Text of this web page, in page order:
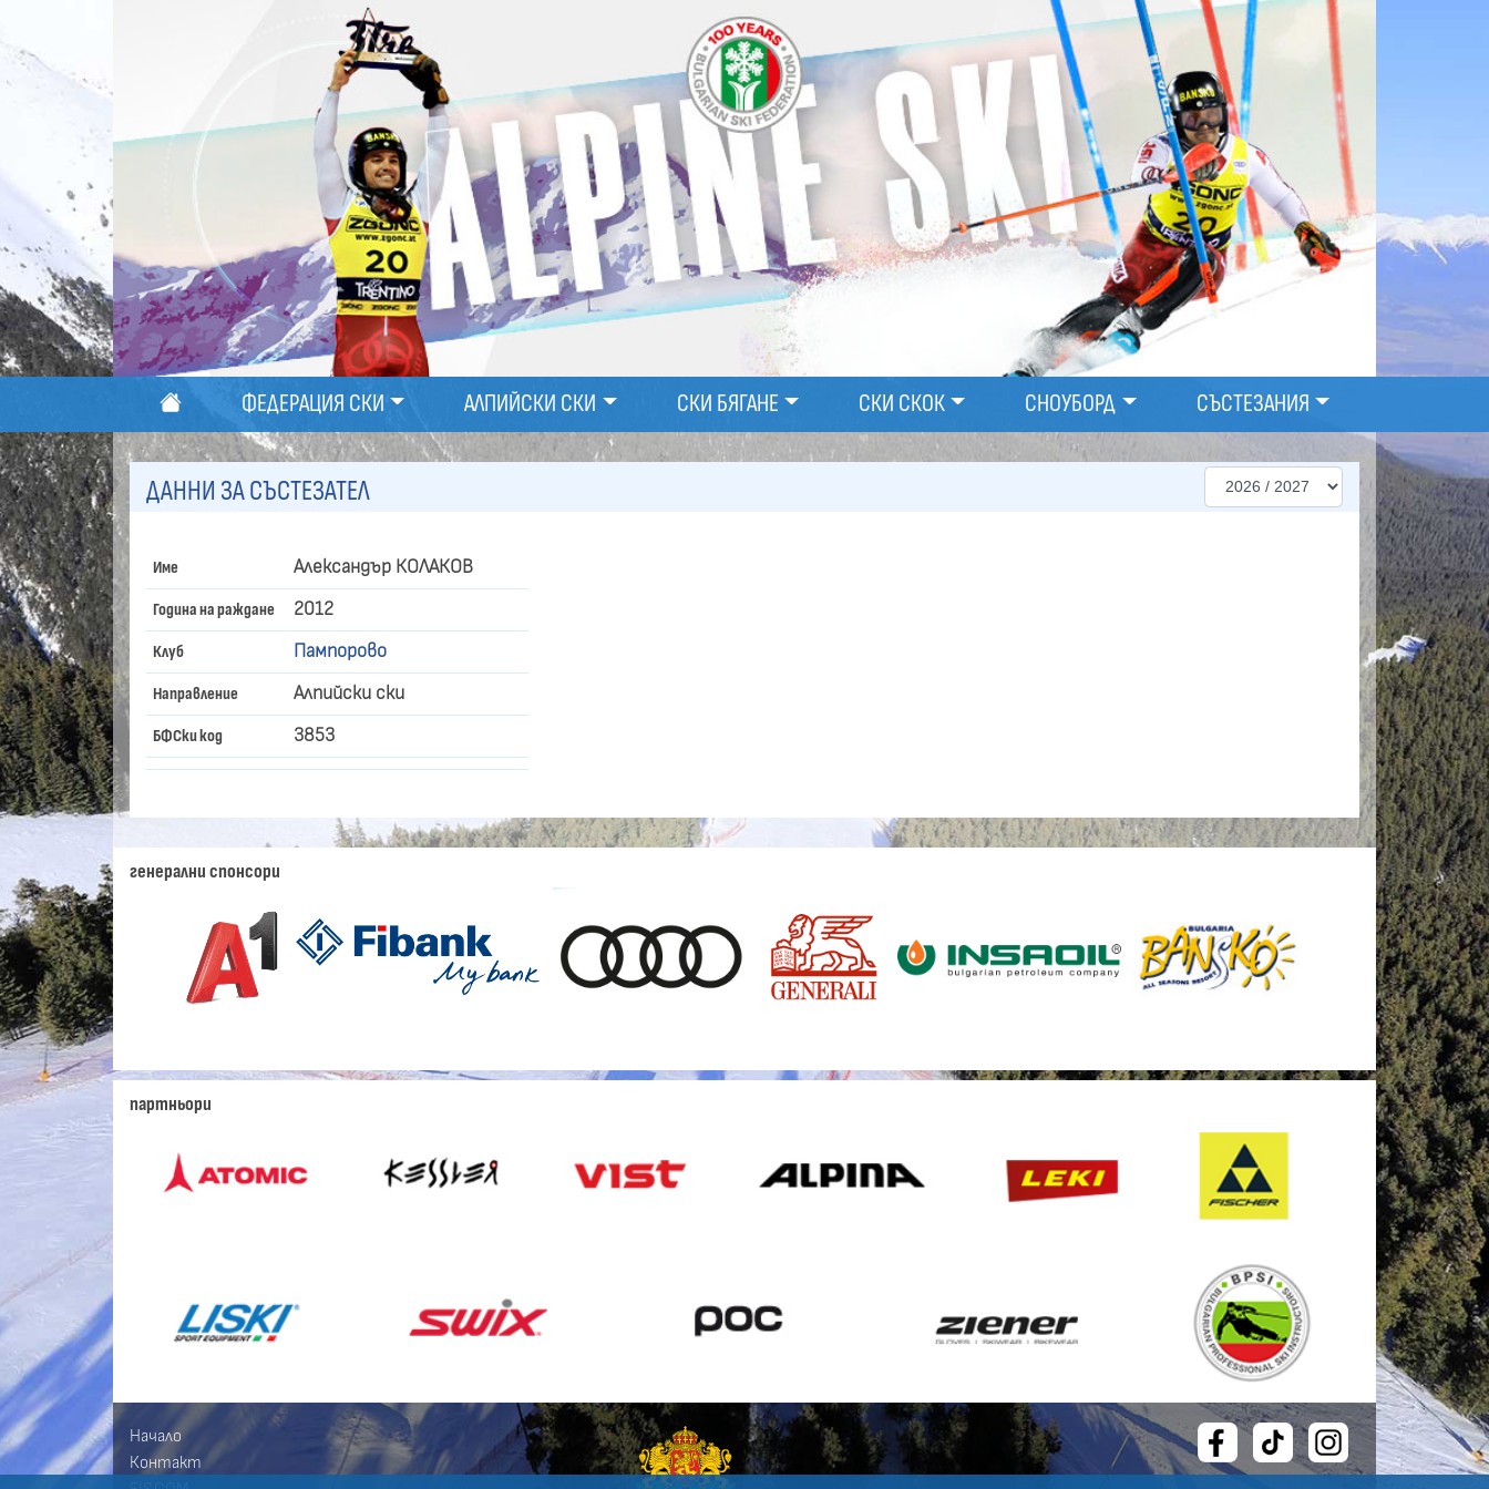
ФЕДЕРАЦИЯ СКИ АЛПИЙСКИ СКИ СКИ БЯГАНЕ СКИ СКОК СНОУБОРД СЪСТЕЗАНИЯ
ДАННИ ЗА СЪСТЕЗАТЕЛ
Име Александър КОЛАКОВ
Година на раждане 2012
Клуб Пампорово
Направление Алпийски ски
БФСки код 3853
генерални спонсори
партньори
Начало
Контакт